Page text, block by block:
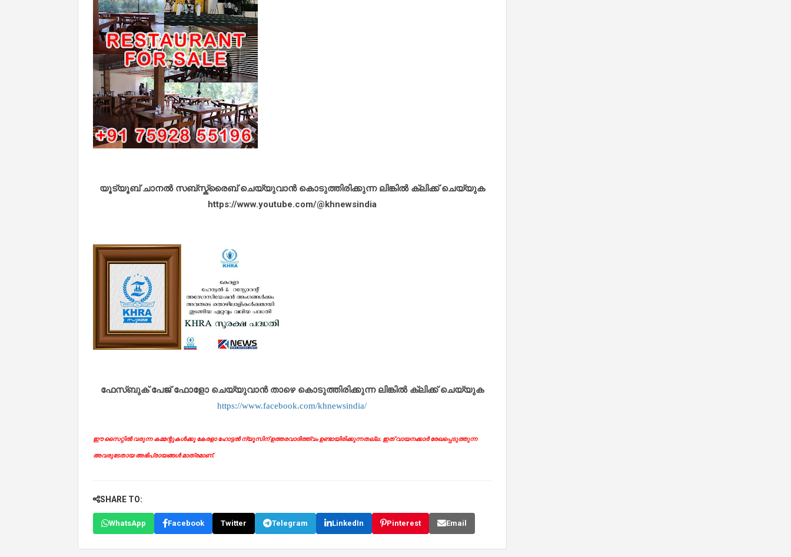
യൂട്യൂബ് ചാനൽ സബ്സ്ക്രൈബ് ചെയ്യുവാൻ കൊടുത്തിരിക്കുന്ന ലിങ്കിൽ ക്ലിക്ക് ചെയ്യുക
https://www.youtube.com/@khnewsindia
ഫേസ്ബുക് പേജ് ഫോളോ ചെയ്യുവാൻ താഴെ കൊടുത്തിരിക്കുന്ന ലിങ്കിൽ ക്ലിക്ക് ചെയ്യുക
https://www.facebook.com/khnewsindia/
ഈ സൈറ്റിൽ വരുന്ന കമ്മന്റുകൾക്കു കേരളാ ഹോട്ടൽ ന്യൂസിന് ഉത്തരവാദിത്ത്വം ഉണ്ടായിരിക്കുന്നതല്ല. ഇത് വായനക്കാർ രേഖപ്പെടുത്തുന്ന
അവരുടേതായ അഭിപ്രായങ്ങൾ മാത്രമാണ്.
SHARE TO:
WhatsApp Facebook Twitter Telegram LinkedIn Pinterest Email